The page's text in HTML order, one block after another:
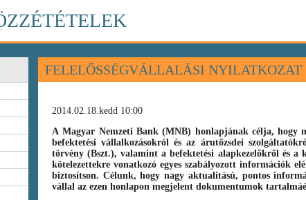
FELELŐSSÉGVÁLLALÁSI NYILATKOZAT
2014.02.18.kedd 10:00
A Magyar Nemzeti Bank (MNB) honlapjának célja, hogy
befektetési vállalkozásokról és az árutőzsdei
törvény(Bszt.), valaminta befektetési alapkezelőkről és
kötelezettekre vonatkozó egyes szabályozott információk
biztosítson. Célunk, hogy nagy aktualitású, pontos
vállal az ezen honlapon megjelent dokumentumok